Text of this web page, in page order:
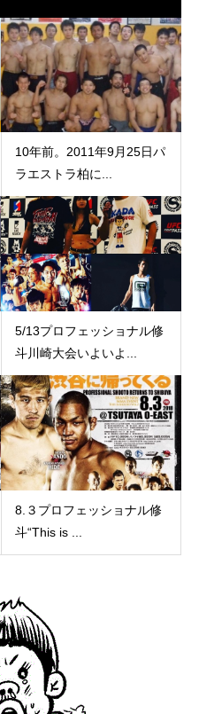
10年前。2011年9月25日パ
ラエストラ柏に...
5/13プロフェッショナル修
斗川崎大会いよいよ...
8.３プロフェッショナル修
斗“This is ...